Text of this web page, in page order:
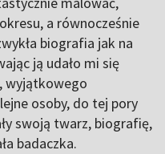
a równocześnie
biografia jak na
ją udało mi się
wyjątkowego
osoby, do tej pory
swoją twarz, biografię,
badaczka.